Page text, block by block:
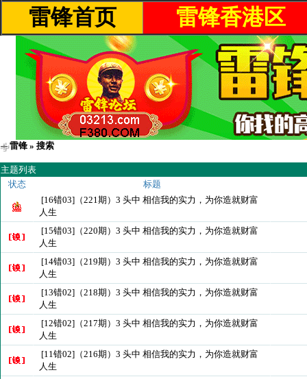
雷锋首页 雷锋香港区
雷锋 » 搜索
主题列表
状态
标题
[16错03]（221期）3 头中 相信我的实力，为你造就财富
人生
[15错03]（220期）3 头中 相信我的实力，为你造就财富
人生
[14错03]（219期）3 头中 相信我的实力，为你造就财富
人生
[13错02]（218期）3 头中 相信我的实力，为你造就财富
人生
[12错02]（217期）3 头中 相信我的实力，为你造就财富
人生
[11错02]（216期）3 头中 相信我的实力，为你造就财富
人生